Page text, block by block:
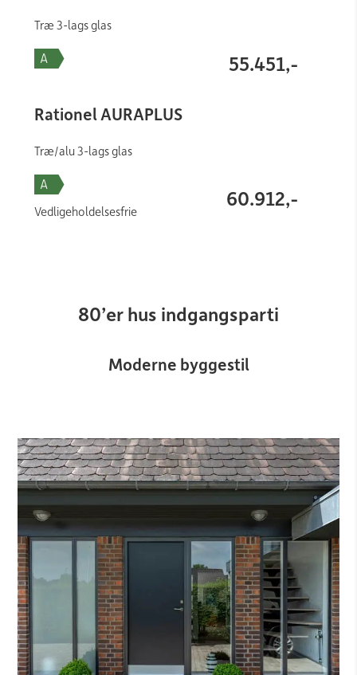
Træ 3-lags glas
55.451,-
Rationel AURAPLUS
Træ/alu 3-lags glas
Vedligeholdelsesfrie
60.912,-
80’er hus indgangsparti
Moderne byggestil​